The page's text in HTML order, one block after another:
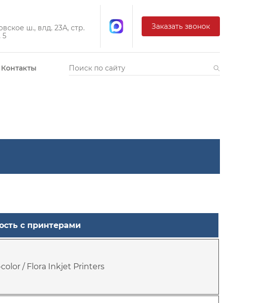
ш., влд. 23А, стр.
5
Заказать звонок
Контакты
с принтерами
/ Flora Inkjet Printers